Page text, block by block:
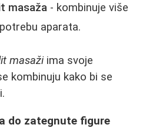
masaža - kombinuje više
aparata.
masažiima svoje
kombinuju kako bi se
do zategnute figure